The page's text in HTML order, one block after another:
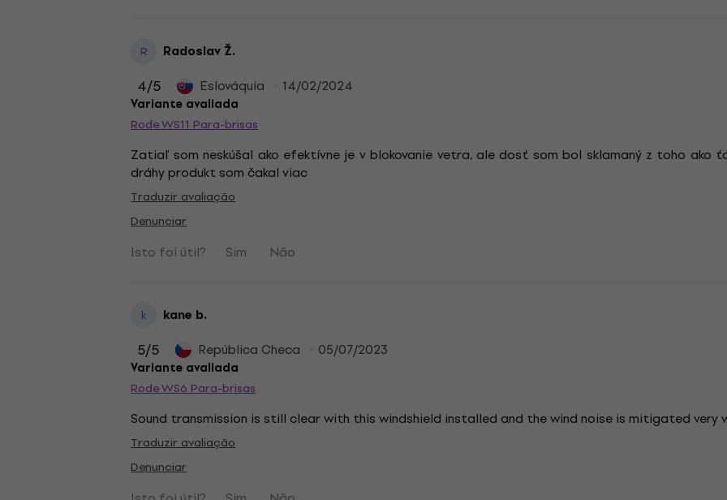
R Radoslav Ž.
4/5 Eslováquia 14/02/2024
Variante avaliada
Rode WS11 Para-brisas
Zatiaľ som neskúšal ako efektívne je v blokovanie vetra, ale dosť som bol sklamaný z toho ako
dráhy produkt som čakal viac
Traduzir avaliação
Denunciar
Isto foi útil? Sim Não
k kane b.
5/5 República Checa 05/07/2023
Variante avaliada
Rode WS6 Para-brisas
Sound transmission is still clear with this windshield installed and the wind noise is mitigated very
Traduzir avaliação
Denunciar